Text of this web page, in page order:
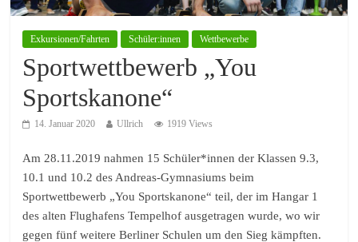
Exkursionen/Fahrten Schüler:innen Wettbewerbe
Sportwettbewerb „You
Sportskanone“
14. Januar 2020 Ullrich 1919 Views
Am 28.11.2019 nahmen 15 Schüler*innen der Klassen 9.3,
10.1 und 10.2 des Andreas-Gymnasiums beim
Sportwettbewerb „You Sportskanone“ teil, der im Hangar 1
des alten Flughafens Tempelhof ausgetragen wurde, wo wir
gegen fünf weitere Berliner Schulen um den Sieg kämpften.